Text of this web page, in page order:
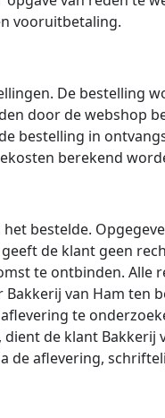
vooruitbetaling.
De bestelling
door de webshop
bestelling in
berekend
bestelde.
de klant geen
te ontbinden. Alle
van Ham ten
te
de klant Bakkerij
de aflevering,